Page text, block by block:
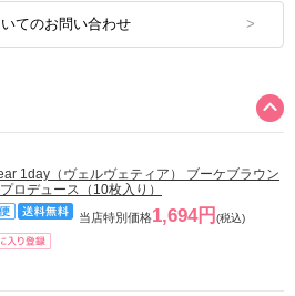
てのお問い合わせ
1day（ヴェルヴェティア） ブーケブラウン
ロデュース（10枚入り）
当店特別価格1,694円 (税込)